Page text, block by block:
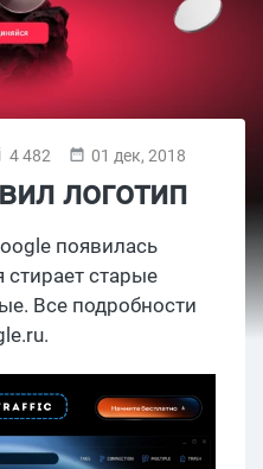
4 482 01 дек, 2018
логотип
появилась
стирает старые
Все подробности
ru.